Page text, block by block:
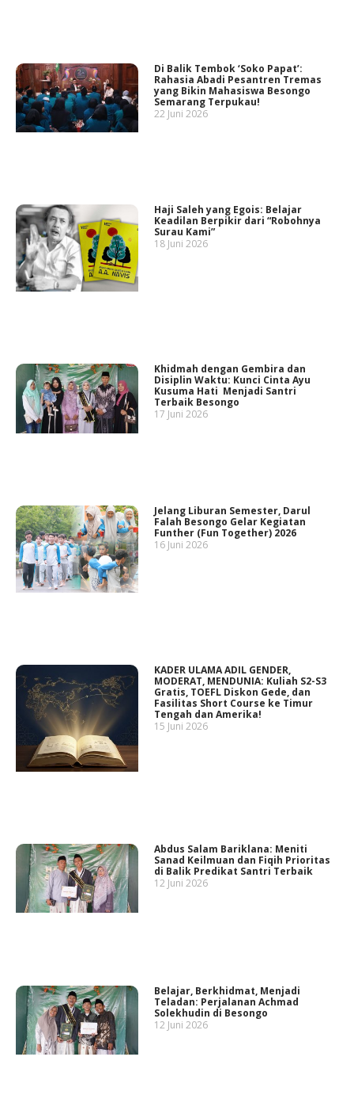
Di Balik Tembok ‘Soko Papat’:
Rahasia Abadi Pesantren Tremas
yang Bikin Mahasiswa Besongo
Semarang Terpukau!
22 Juni 2026
Haji Saleh yang Egois: Belajar
Keadilan Berpikir dari “Robohnya
Surau Kami”
18 Juni 2026
Khidmah dengan Gembira dan
Disiplin Waktu: Kunci Cinta Ayu
Kusuma Hati Menjadi Santri
Terbaik Besongo
17 Juni 2026
Jelang Liburan Semester, Darul
Falah Besongo Gelar Kegiatan
Funther (Fun Together) 2026
16 Juni 2026
KADER ULAMA ADIL GENDER,
MODERAT, MENDUNIA: Kuliah S2-S3
Gratis, TOEFL Diskon Gede, dan
Fasilitas Short Course ke Timur
Tengah dan Amerika!
15 Juni 2026
Abdus Salam Bariklana: Meniti
Sanad Keilmuan dan Fiqih Prioritas
di Balik Predikat Santri Terbaik
12 Juni 2026
Belajar, Berkhidmat, Menjadi
Teladan: Perjalanan Achmad
Solekhudin di Besongo
12 Juni 2026